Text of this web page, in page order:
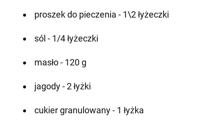
proszek do pieczenia - 1\2 łyżeczki
sól - 1/4 łyżeczki
masło - 120 g
jagody - 2 łyżki
cukier granulowany - 1 łyżka